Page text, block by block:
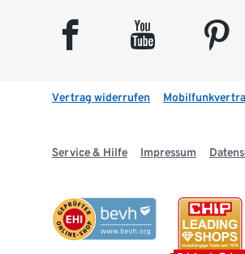
facebook youtube pinterest
Vertrag widerrufen
Service & Hilfe Impressum